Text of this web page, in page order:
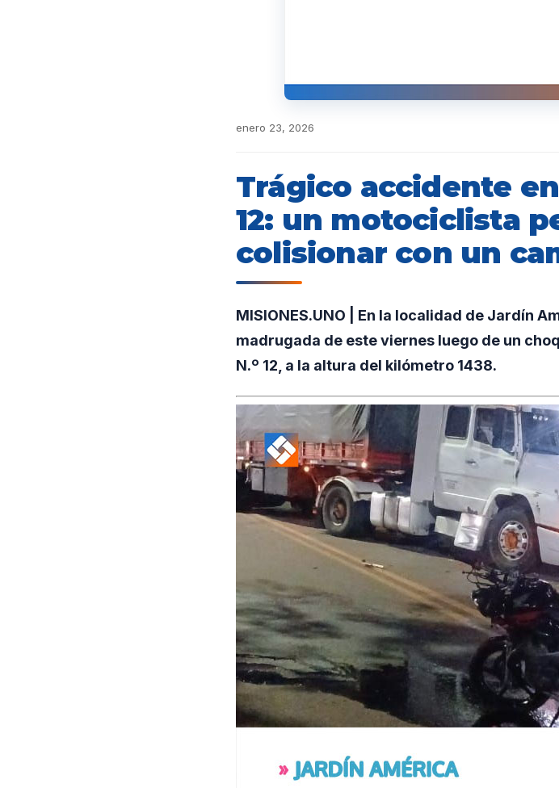
enero 23, 2026
Trágico accidente
12: un motociclista
colisionar con un
MISIONES.UNO | En la localidad de Jardín
madrugada de este viernes luego de un
N.º 12, a la altura del kilómetro 1438.